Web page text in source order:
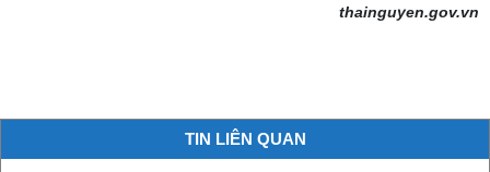
thainguyen.gov.vn
TIN LIÊN QUAN